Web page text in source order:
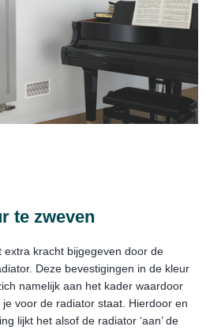
te zweven
extra kracht bijgegeven door de
Deze bevestigingen in de kleur
namelijk aan het kader waardoor
voor de radiator staat. Hierdoor en
lijkt het alsof de radiator ‘aan’ de